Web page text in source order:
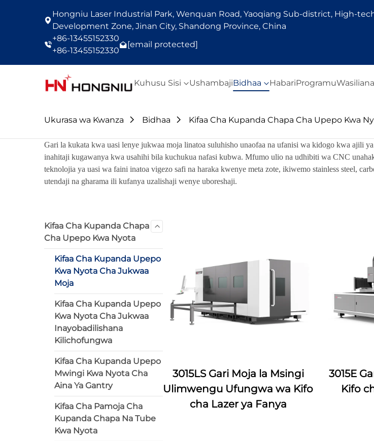
Hongniu Laser Industrial Park, Wenquan Road, Yaoqiang Sub-district, High-
Development Zone, Jinan City, Shandong Province, China
+86-13455152330
+86-13455152330
[email protected]
Kuhusu Sisi UshambajiBidhaa HabariProgramu
Ukurasa wa Kwanza Bidhaa Kifaa Cha Kupanda Chapa Cha Upepo Kwa
Gari la kukata kwa uasi lenye jukwaa moja linatoa suluhisho unaofaa na ufanisi wa kidogo kwa ajili
inahitaji kugawanya kwa usahihi bila kuchukua nafasi kubwa. Mfumo ulio na udhibiti wa CNC
teknolojia ya uasi wa faini inatoa vigezo safi na haraka kwenye meta zote, ikiwemo stainless steel,
utendaji na gharama ili kufanya uzalishaji wenye uboreshaji.
Kifaa Cha Kupanda Chapa
Cha Upepo Kwa Nyota
Kifaa Cha Kupanda Upepo
Kwa Nyota Cha Jukwaa
Moja
Kifaa Cha Kupanda Upepo
Kwa Nyota Cha Jukwaa
Inayobadilishana
Kilichofungwa
Kifaa Cha Kupanda Upepo
Mwingi Kwa Nyota Cha
Aina Ya Gantry
Kifaa Cha Pamoja Cha
Kupanda Chapa Na Tube
Kwa Nyota
3015LS Gari Moja la Msingi
Ulimwengu Ufungwa wa Kifo
cha Lazer ya Fanya
3015E
Kifo